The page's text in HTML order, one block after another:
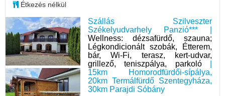
Szállás Szilveszter
Székelyudvarhely Panzió*** |
Wellness: dézsafürdő, szauna;
Légkondicionált szobák, Étterem,
bár, Wi-Fi, terasz, kert-udvar,
grillező, teniszpálya, parkoló|
15km Homorodfürdői-sípálya,
20km Termálfürdő Szentegyháza,
30km Parajdi Sóbány
Étkezés nélkül